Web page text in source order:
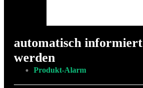
automatisch informiert
werden
Produkt-Alarm